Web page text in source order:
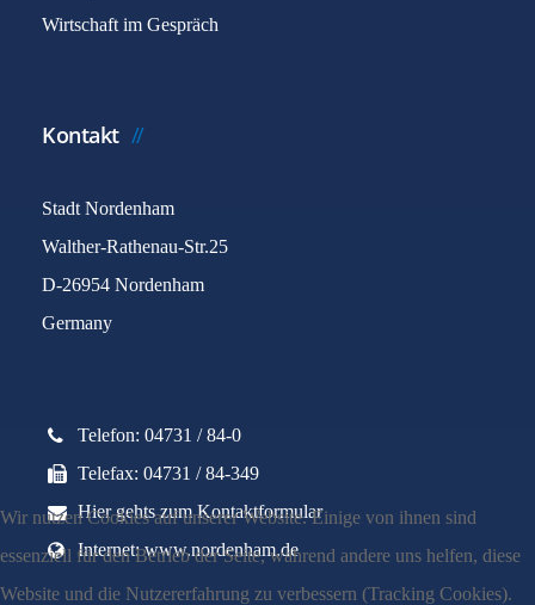
Wirtschaft im Gespräch
Kontakt
Stadt Nordenham
Walther-Rathenau-Str.25
D-26954 Nordenham
Germany
Telefon: 04731 / 84-0
Telefax: 04731 / 84-349
Hier gehts zum Kontaktformular
Internet: www.nordenham.de
Wir nutzen Cookies auf unserer Website. Einige von ihnen sind
essenziell für den Betrieb der Seite, während andere uns helfen, diese
Website und die Nutzererfahrung zu verbessern (Tracking Cookies).